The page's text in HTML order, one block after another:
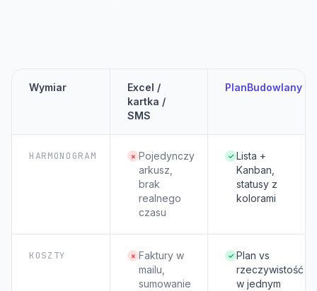
Wymiar
Excel /
kartka /
SMS
PlanBudowlany
HARMONOGRAM × Pojedynczy
arkusz,
brak
realnego
czasu
✓ Lista +
Kanban,
statusy z
kolorami
KOSZTY × Faktury w
mailu,
sumowanie
✓ Plan vs
rzeczywistość
w jednym